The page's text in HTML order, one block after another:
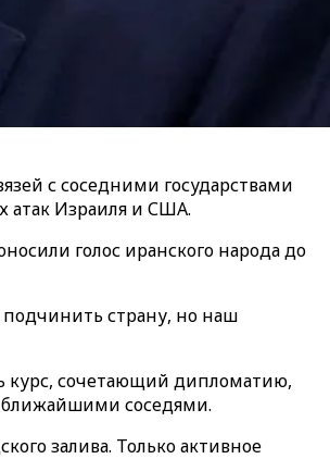
с соседними государствами
атак Израиля и США.
голос иранского народа до
подчинить страну, но наш
курс, сочетающий дипломатию,
ближайшими соседями.
залива. Только активное